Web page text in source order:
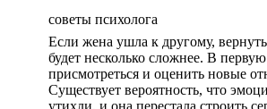
советы психолога
Если жена ушла к другому, вернуть
будет несколько сложнее. В
присмотреться и оценить новые
Существует вероятность, что